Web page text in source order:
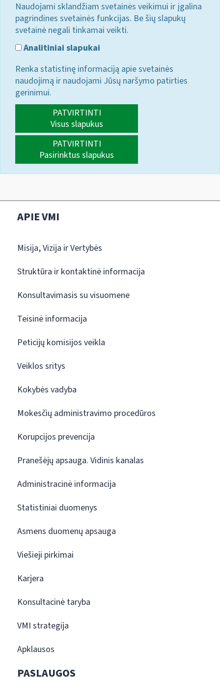
Naudojami sklandžiam svetainės veikimui ir įgalina
pagrindines svetainės funkcijas. Be šių slapukų
svetainė negali tinkamai veikti.
Analitiniai slapukai
Renka statistinę informaciją apie svetainės
naudojimą ir naudojami Jūsų naršymo patirties
gerinimui.
PATVIRTINTI
Visus slapukus
PATVIRTINTI
Pasirinktus slapukus
APIE VMI
Misija, Vizija ir Vertybės
Struktūra ir kontaktinė informacija
Konsultavimasis su visuomene
Teisinė informacija
Peticijų komisijos veikla
Veiklos sritys
Kokybės vadyba
Mokesčių administravimo procedūros
Korupcijos prevencija
Pranešėjų apsauga. Vidinis kanalas
Administracinė informacija
Statistiniai duomenys
Asmens duomenų apsauga
Viešieji pirkimai
Karjera
Konsultacinė taryba
VMI strategija
Apklausos
PASLAUGOS